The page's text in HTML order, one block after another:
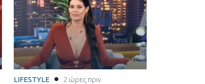
LIFESTYLE 2 ώρες πριν